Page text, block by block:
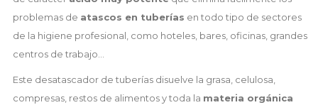
problemas de atascos en tuberías en todo tipo de sectores
de la higiene profesional, como hoteles, bares, oficinas, grandes
centros de trabajo...
Este desatascador de tuberías disuelve la grasa, celulosa,
compresas, restos de alimentos y toda la materia orgánica